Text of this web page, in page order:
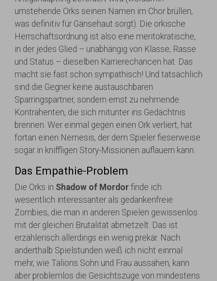
umstehende Orks seinen Namen im Chor brüllen,
was definitiv für Gänsehaut sorgt). Die orkische
Herrschaftsordnung ist also eine meritokratische,
in der jedes Glied – unabhängig von Klasse, Rasse
und Status – dieselben Karrierechancen hat. Das
macht sie fast schon sympathisch! Und tatsächlich
sind die Gegner keine austauschbaren
Sparringspartner, sondern ernst zu nehmende
Kontrahenten, die sich mitunter ins Gedächtnis
brennen. Wer einmal gegen einen Ork verliert, hat
fortan einen Nemesis, der dem Spieler fieserweise
sogar in kniffligen Story-Missionen auflauern kann.
Das Empathie-Problem
Die Orks in Shadow of Mordor finde ich
wesentlich interessanter als gedankenfreie
Zombies, die man in anderen Spielen gewissenlos
mit der gleichen Brutalität abmetzelt. Das ist
erzählerisch allerdings ein wenig prekär. Nach
anderthalb Spielstunden weiß ich nicht einmal
mehr, wie Talions Sohn und Frau aussahen, kann
aber problemlos die Gesichtszüge von mindestens